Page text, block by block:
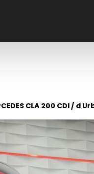
CLA 200 CDI / d